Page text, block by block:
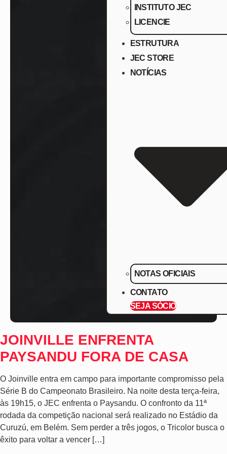
INSTITUTO JEC
LICENCIE
ESTRUTURA
JEC STORE
NOTÍCIAS
NOTAS OFICIAIS
CONTATO
SEJA SÓCIO
JOINVILLE ENFRENTA
PAYSANDU FORA DE CASA
O Joinville entra em campo para importante compromisso pela
Série B do Campeonato Brasileiro. Na noite desta terça-feira,
às 19h15, o JEC enfrenta o Paysandu. O confronto da 11ª
rodada da competição nacional será realizado no Estádio da
Curuzú, em Belém. Sem perder a três jogos, o Tricolor busca o
êxito para voltar a vencer […]